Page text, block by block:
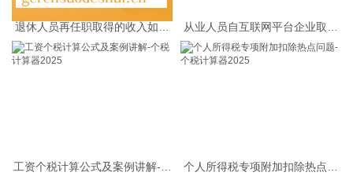
退休人员再任职取得的收入如何
从业人员自互联网平台企业取得
劳务报酬所得的个人所得税预扣
预缴计算方法
工资个税计算公式及案例讲解-个
个人所得税专项附加扣除热点问